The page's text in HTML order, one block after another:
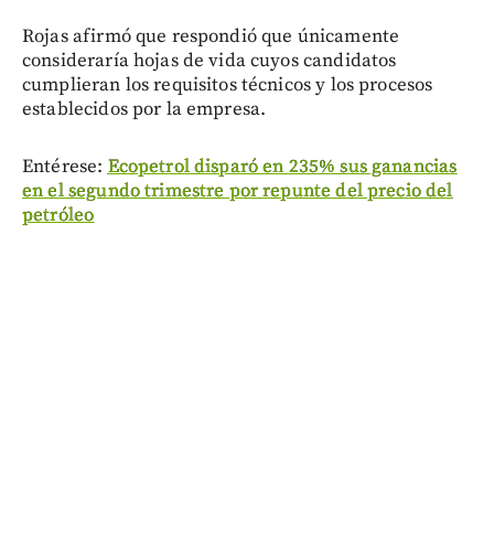
Rojas afirmó que respondió que únicamente
consideraría hojas de vida cuyos candidatos
cumplieran los requisitos técnicos y los procesos
establecidos por la empresa.
Entérese: Ecopetrol disparó en 235% sus ganancias
en el segundo trimestre por repunte del precio del
petróleo